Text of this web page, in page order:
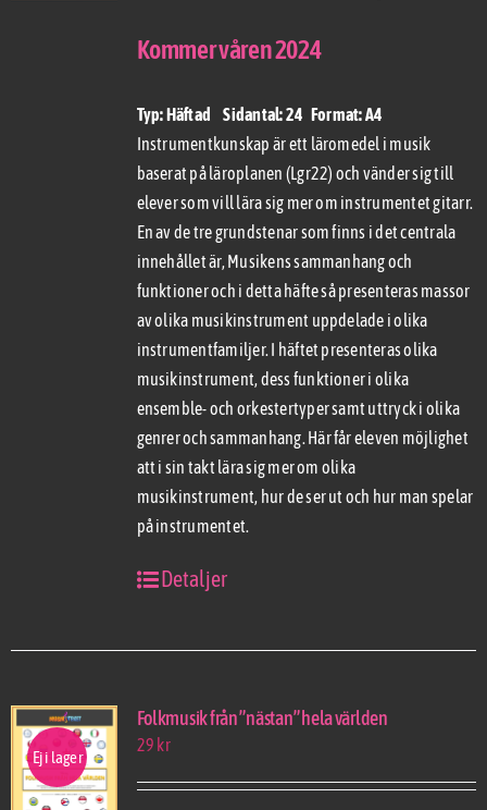
Kommer våren 2024
Typ: Häftad Sidantal: 24 Format: A4
Instrumentkunskap är ett läromedel i musik
baserat på läroplanen (Lgr22) och vänder sig till
elever som vill lära sig mer om instrumentet gitarr.
En av de tre grundstenar som finns i det centrala
innehållet är, Musikens sammanhang och
funktioner och i detta häfte så presenteras massor
av olika musikinstrument uppdelade i olika
instrumentfamiljer. I häftet presenteras olika
musikinstrument, dess funktioner i olika
ensemble- och orkestertyper samt uttryck i olika
genrer och sammanhang. Här får eleven möjlighet
att i sin takt lära sig mer om olika
musikinstrument, hur de ser ut och hur man spelar
på instrumentet.
Detaljer
Ej i lager
Folkmusik från ”nästan” hela världen
29 kr